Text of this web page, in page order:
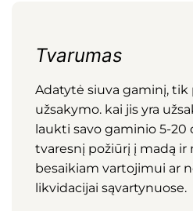
Tvarumas
Adatytė siuva gaminį,
užsakymo. kai jis yra
laukti savo gaminio 5-20
tvaresnį požiūrį į madą ir
besaikiam vartojimui ar
likvidacijai sąvartynuose.